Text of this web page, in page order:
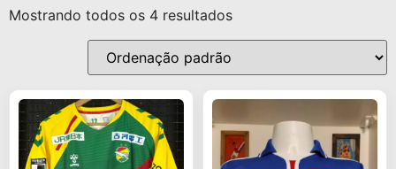
Mostrando todos os 4 resultados